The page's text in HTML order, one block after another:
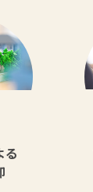
る